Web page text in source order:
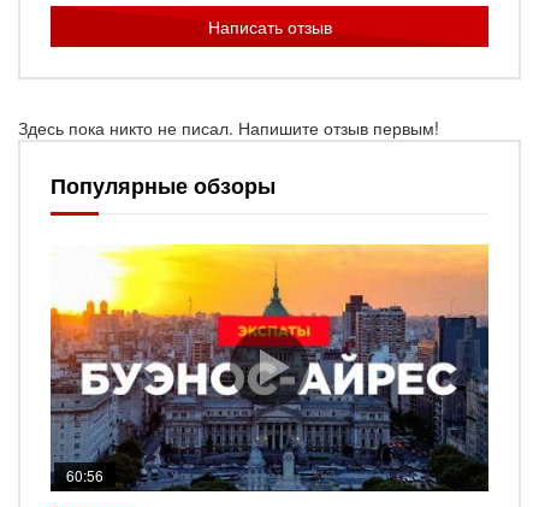
Написать отзыв
Здесь пока никто не писал. Напишите отзыв первым!
Популярные обзоры
60:56